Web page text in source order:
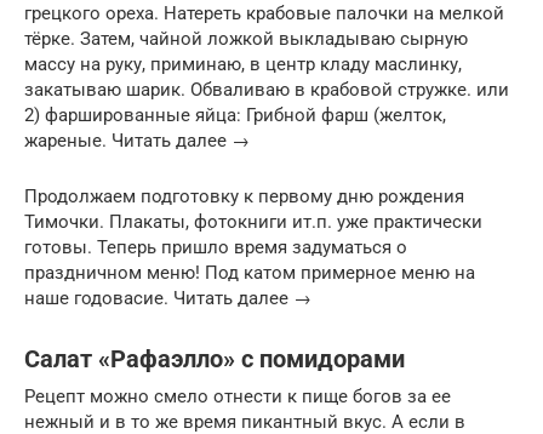
грецкого ореха. Натереть крабовые палочки на мелкой
тёрке. Затем, чайной ложкой выкладываю сырную
массу на руку, приминаю, в центр кладу маслинку,
закатываю шарик. Обваливаю в крабовой стружке. или
2) фаршированные яйца: Грибной фарш (желток,
жареные. Читать далее →
Продолжаем подготовку к первому дню рождения
Тимочки. Плакаты, фотокниги ит.п. уже практически
готовы. Теперь пришло время задуматься о
праздничном меню! Под катом примерное меню на
наше годовасие. Читать далее →
Салат «Рафаэлло» с помидорами
Рецепт можно смело отнести к пище богов за ее
нежный и в то же время пикантный вкус. А если в